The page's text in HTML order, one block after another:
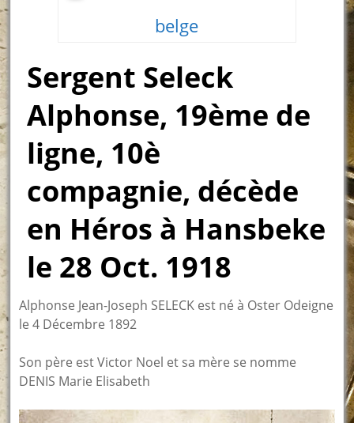
belge
Sergent Seleck
Alphonse, 19ème de
ligne, 10è
compagnie, décède
en Héros à Hansbeke
le 28 Oct. 1918
Alphonse Jean-Joseph SELECK est né à Oster Odeigne
le 4 Décembre 1892
Son père est Victor Noel et sa mère se nomme
DENIS Marie Elisabeth